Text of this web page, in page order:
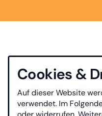
Cookies &
Auf dieser Website
verwendet. Im